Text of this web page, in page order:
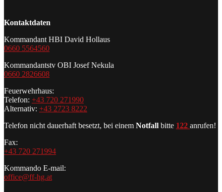
Kontaktdaten
Kommandant HBI David Hollaus
0660 5564560
Kommandantstv OBI Josef Nekula
0660 2826608
Feuerwehrhaus:
Telefon: +43 720 271990
Alternativ: +43 2723 8222
Telefon nicht dauerhaft besetzt, bei einem Notfall bitte 122 anrufen!
Fax:
+43 720 271994
Kommando E-mail:
office@ff-hg.at